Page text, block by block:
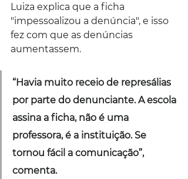
Luiza explica que a ficha
"impessoalizou a denúncia", e isso
fez com que as denúncias
aumentassem.
“Havia muito receio de represálias
por parte do denunciante. A escola
assina a ficha, não é uma
professora, é a instituição. Se
tornou fácil a comunicação”,
comenta.